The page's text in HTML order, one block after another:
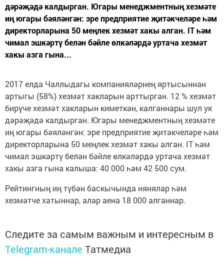
дәрәҗәдә калдырган. Югары менеджментның хезмәте
иң югары бәяләнгән: эре предприятие җитәкчеләре һәм
директорларына 50 меңлек хезмәт хакы алган. IT һәм
чимал эшкәртү белән бәйле өлкәләрдә уртача хезмәт
хакы азга гына...
2017 елда Чаллыдагы компанияләрнең яртысыннан
артыгы (58%) хезмәт хакларын арттырган. 12 % хезмәт
бирүче хезмәт хакларын киметкән, калганнары шул ук
дәрәҗәдә калдырган. Югары менеджментның хезмәте
иң югары бәяләнгән: эре предприятие җитәкчеләре һәм
директорларына 50 меңлек хезмәт хакы алган. IT һәм
чимал эшкәртү белән бәйле өлкәләрдә уртача хезмәт
хакы азга гына калыша: 40 000 һәм 42 500 сум.
Рейтингның иң түбән баскычында нянялар һәм
хезмәтче хатыннар, алар аена 18 000 алганнар.
Следите за самым важным и интересным в
Telegram-канале Татмедиа